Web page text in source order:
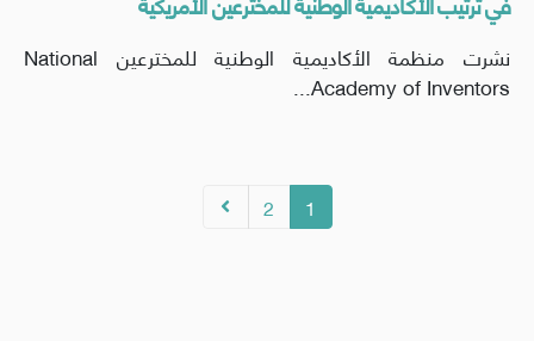
نشرت منظمة الأكاديمية الوطنية للمخترعين National
Academy of Inventors...
1
2